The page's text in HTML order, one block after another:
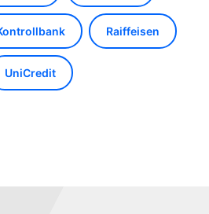
Raiffeisen
UniCredit